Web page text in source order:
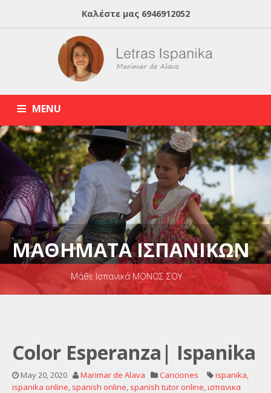
Καλέστε μας 6946912052
MENU
HOME ABOUT MARIMAR ΙΣΠΑΝΙΚΑ ONLINE BLOG
ΙΔΙΑΙΤΕΡΑ ΜΑΘΗΜΑΤΑ ΙΣΠΑΝΙΚΩΝ
ΜΑΘΗΜΑΤΑ ΙΣΠΑΝΙΚΩΝ
Μάθε Ισπανικά ΜΟΝΟΣ ΣΟΥ
Color Esperanza| Ispanika
May 20, 2020 Marimar de Alava Canciones ispanika,
ispanika online, spanish online, spanish tutor online,ισπανικα